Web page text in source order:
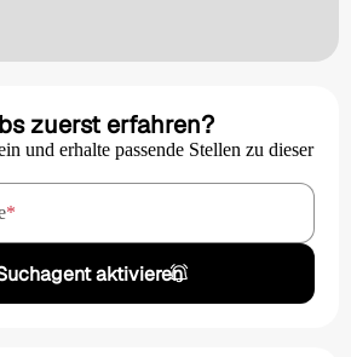
zuerst erfahren?
und erhalte passende Stellen zu dieser
*
aktivieren